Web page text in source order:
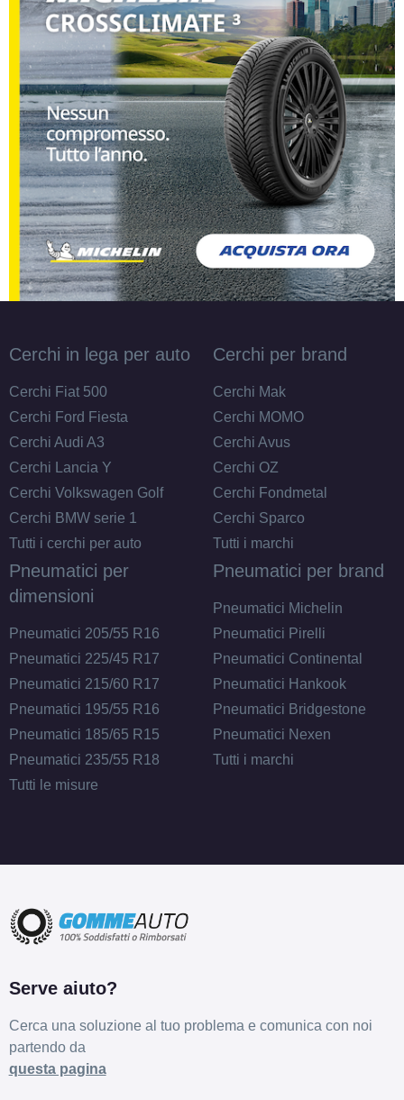
fori 14" 5.5X14 ET43
Foro centrale: 63.3mm
Disponibile
Cerchi in lega per auto
Cerchi Fiat 500
Cerchi Ford Fiesta
Cerchi Audi A3
Cerchi Lancia Y
Cerchi Volkswagen Golf
Cerchi BMW serie 1
Tutti i cerchi per auto
Cerchi per brand
Cerchi Mak
Cerchi MOMO
Cerchi Avus
Cerchi OZ
Cerchi Fondmetal
Cerchi Sparco
Tutti i marchi
Pneumatici per
dimensioni
Pneumatici 205/55 R16
Pneumatici 225/45 R17
Pneumatici 215/60 R17
Pneumatici 195/55 R16
Pneumatici 185/65 R15
Pneumatici 235/55 R18
Tutti le misure
Pneumatici per brand
Pneumatici Michelin
Pneumatici Pirelli
Pneumatici Continental
Pneumatici Hankook
Pneumatici Bridgestone
Pneumatici Nexen
Tutti i marchi
Serve aiuto?
Cerca una soluzione al tuo problema e comunica con noi
partendo da
questa pagina